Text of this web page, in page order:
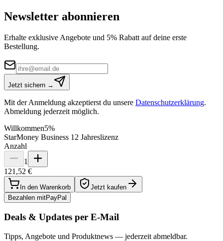
Newsletter abonnieren
Erhalte exklusive Angebote und 5% Rabatt auf deine erste
Bestellung.
Jetzt sichern →
Mit der Anmeldung akzeptierst du unsere Datenschutzerklärung.
Abmeldung jederzeit möglich.
Willkommen5%
StarMoney Business 12 Jahreslizenz
Anzahl
1
121,52 €
In den Warenkorb
Jetzt kaufen
Bezahlen mitPayPal
Deals & Updates per E-Mail
Tipps, Angebote und Produktnews — jederzeit abmeldbar.